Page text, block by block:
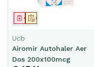
Op voorschrift
Geneesmiddel
Ucb
Airomir Autohaler Aer
Dos 200x100mcg